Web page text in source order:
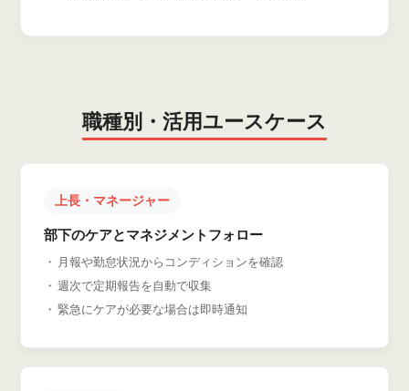
職種別・活用ユースケース
上長・マネージャー
部下のケアとマネジメントフォロー
月報や勤怠状況からコンディションを確認
週次で定期報告を自動で収集
緊急にケアが必要な場合は即時通知